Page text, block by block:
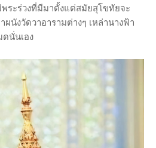
ระร่วงที่มีมาตั้งแต่สมัยสุโขทัยจะ
นังวัดวาอารามต่างๆ เหล่านางฟ้า
นั่นเอง